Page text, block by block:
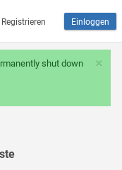
Registrieren Einloggen
×
shut down